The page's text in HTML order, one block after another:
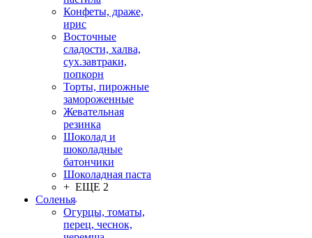
Конфеты, драже,
ирис
Восточные
сладости, халва,
сух.завтраки,
попкорн
Торты, пирожные
замороженные
Жевательная
резинка
Шоколад и
шоколадные
батончики
Шоколадная паста
+ ЕЩЕ 2
Соленья
Огурцы, томаты,
перец, чеснок,